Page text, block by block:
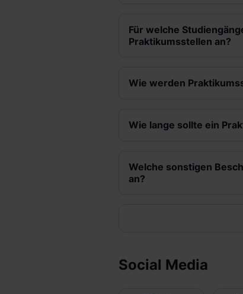
Für welche
Praktikumsstellen an?
Wie werden
Wie lange sollte ein
Welche sonstigen
an?
Social Media